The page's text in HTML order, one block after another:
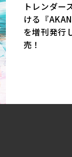
トレンダ
ける『
を増刊発行
売！